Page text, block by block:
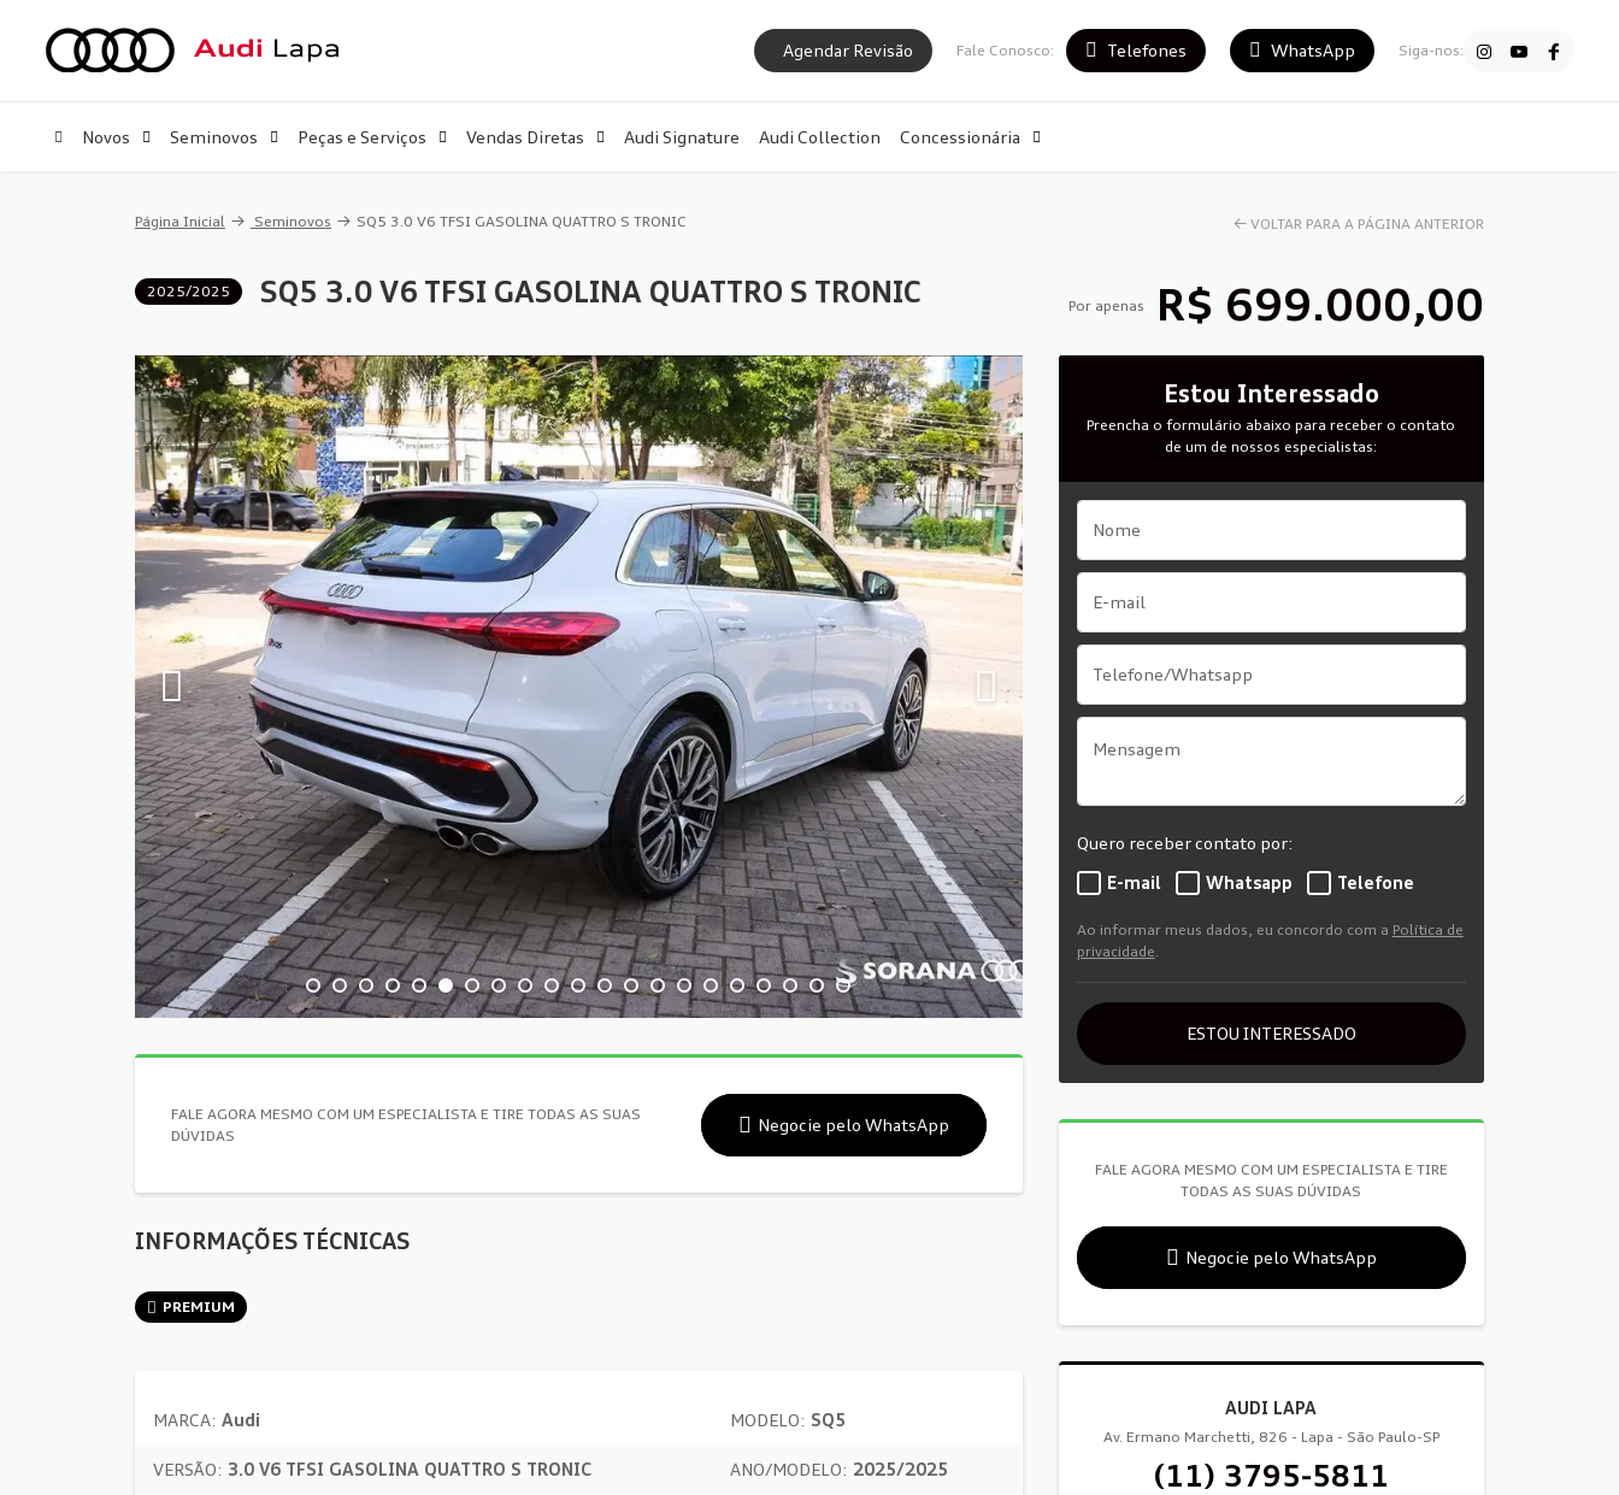
Agendar Revisão Fale Conosco: Telefones WhatsApp Siga-nos:
Novos Seminovos Peças e Serviços Vendas Diretas Audi Signature Audi Collection Concessionária
Página Inicial Seminovos SQ5 3.0 V6 TFSI GASOLINA QUATTRO S TRONIC ← VOLTAR PARA A PÁGINA ANTERIOR
2025/2025 SQ5 3.0 V6 TFSI GASOLINA QUATTRO S TRONIC Por apenas R$ 699.000,00
FALE AGORA MESMO COM UM ESPECIALISTA E TIRE TODAS AS SUAS
DÚVIDAS
Negocie pelo WhatsApp
INFORMAÇÕES TÉCNICAS
PREMIUM
MARCA: Audi MODELO: SQ5
VERSÃO: 3.0 V6 TFSI GASOLINA QUATTRO S TRONIC ANO/MODELO: 2025/2025
Estou Interessado
Preencha o formulário abaixo para receber o contato
de um de nossos especialistas:
Quero receber contato por:
E-mail
Whatsapp Telefone
Ao informar meus dados, eu concordo com a Política de
privacidade.
ESTOU INTERESSADO
FALE AGORA MESMO COM UM ESPECIALISTA E TIRE
TODAS AS SUAS DÚVIDAS
Negocie pelo WhatsApp
AUDI LAPA
Av. Ermano Marchetti, 826 - Lapa - São Paulo-SP
(11) 3795-5811